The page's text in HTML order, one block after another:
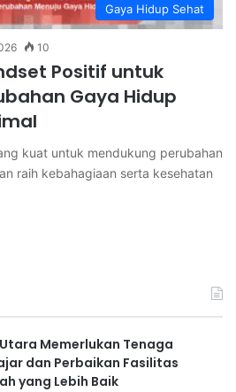
Gaya Hidup Sehat
10
Positif untuk
Gaya Hidup
kuat untuk mendukung perubahan
raih kebahagiaan serta kesehatan
Memerlukan Tenaga
dan Perbaikan Fasilitas
yang Lebih Baik